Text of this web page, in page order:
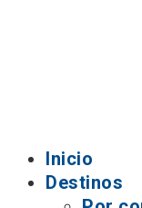
Inicio
Destinos